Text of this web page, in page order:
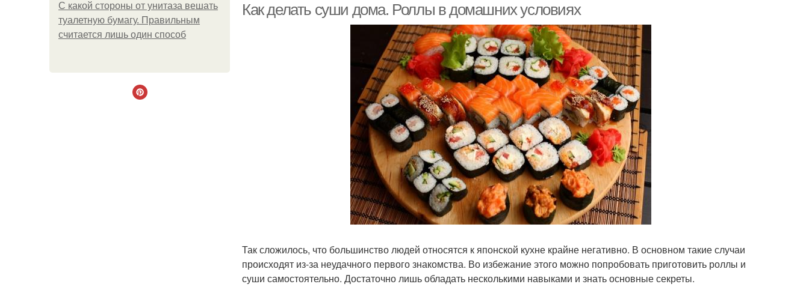
С какой стороны от унитаза вешать
туалетную бумагу. Правильным
считается лишь один способ
Как делать суши дома. Роллы в домашних условиях
Так сложилось, что большинство людей относятся к японской кухне крайне негативно. В основном такие случаи
происходят из-за неудачного первого знакомства. Во избежание этого можно попробовать приготовить роллы и
суши самостоятельно. Достаточно лишь обладать несколькими навыками и знать основные секреты.